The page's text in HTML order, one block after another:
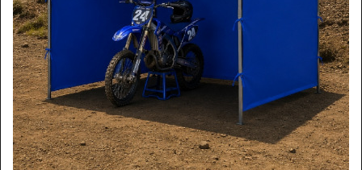
KIT PARA EMPRENDEDORES ASEO
$ 580.000+iva
Cód. KIT-01
A Pedido